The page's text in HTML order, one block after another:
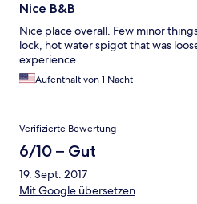
Nice B&B
Nice place overall. Few minor
lock, hot water spigot that was
experience.
Aufenthalt von 1 Nacht
Verifizierte Bewertung
6/10 – Gut
19. Sept. 2017
Mit Google übersetzen